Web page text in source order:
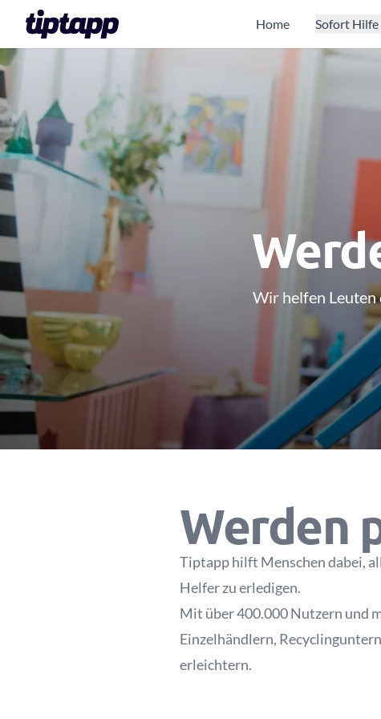
Home Sofort
Wir helfen Leuten
Werden
Tiptapp hilft Menschen dabei,
Helfer zu erledigen.
Mit über 400.000 Nutzern und
Einzelhändlern,
erleichtern.